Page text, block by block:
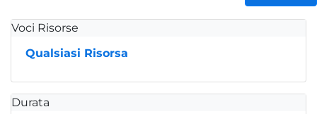
Voci Risorse
Qualsiasi Risorsa
Durata